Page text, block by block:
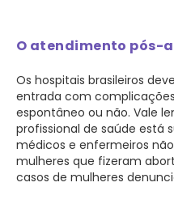
O atendimento pós-
Os hospitais brasileiros
entrada com
espontâneo ou não. Vale
profissional de saúde está
médicos e enfermeiros
mulheres que fizeram
casos de mulheres